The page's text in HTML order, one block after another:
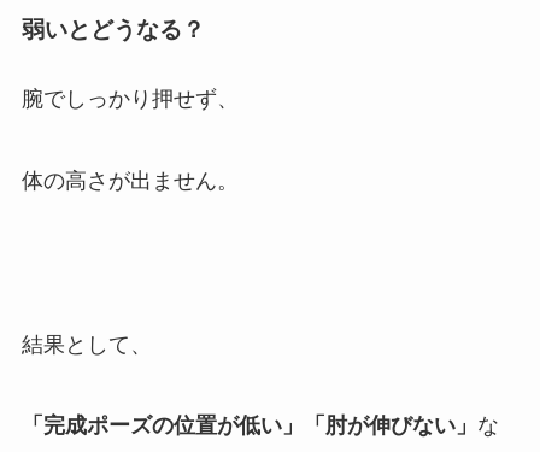
弱いとどうなる？
腕でしっかり押せず、
体の高さが出ません。
結果として、
「完成ポーズの位置が低い」「肘が伸びない」 な